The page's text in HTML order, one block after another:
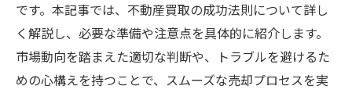
です。本記事では、不動産買取の成功法則について詳し
く解説し、必要な準備や注意点を具体的に紹介します。
市場動向を踏まえた適切な判断や、トラブルを避けるた
めの心構えを持つことで、スムーズな売却プロセスを実